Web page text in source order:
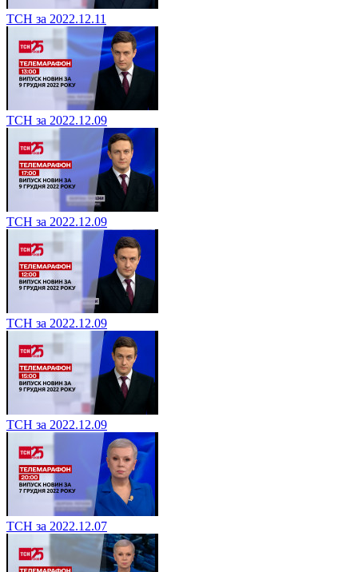
ТСН за 2022.12.11
ТСН за 2022.12.09
ТСН за 2022.12.09
ТСН за 2022.12.09
ТСН за 2022.12.09
ТСН за 2022.12.07